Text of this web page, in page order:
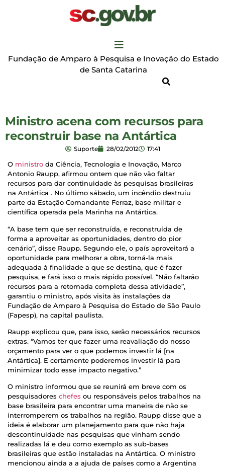
Fundação de Amparo à Pesquisa e Inovação do Estado
de Santa Catarina
Ministro acena com recursos para
reconstruir base na Antártica
Suporte 28/02/2012 17:41
O ministro da Ciência, Tecnologia e Inovação, Marco
Antonio Raupp, afirmou ontem que não vão faltar
recursos para dar continuidade às pesquisas brasileiras
na Antártica . No último sábado, um incêndio destruiu
parte da Estação Comandante Ferraz, base militar e
científica operada pela Marinha na Antártica.
“A base tem que ser reconstruída, e reconstruída de
forma a aproveitar as oportunidades, dentro do pior
cenário”, disse Raupp. Segundo ele, o país aproveitará a
oportunidade para melhorar a obra, torná-la mais
adequada à finalidade a que se destina, que é fazer
pesquisa, e fará isso o mais rápido possível. “Não faltarão
recursos para a retomada completa dessa atividade”,
garantiu o ministro, após visita às instalações da
Fundação de Amparo à Pesquisa do Estado de São Paulo
(Fapesp), na capital paulista.
Raupp explicou que, para isso, serão necessários recursos
extras. “Vamos ter que fazer uma reavaliação do nosso
orçamento para ver o que podemos investir lá [na
Antártica]. E certamente poderemos investir lá para
minimizar todo esse impacto negativo.”
O ministro informou que se reunirá em breve com os
pesquisadores chefes ou responsáveis pelos trabalhos na
base brasileira para encontrar uma maneira de não se
interromperem os trabalhos na região. Raupp disse que a
ideia é elaborar um planejamento para que não haja
descontinuidade nas pesquisas que vinham sendo
realizadas lá e deu como exemplo as sub-bases
brasileiras que estão instaladas na Antártica. O ministro
mencionou ainda a a ajuda de países como a Argentina